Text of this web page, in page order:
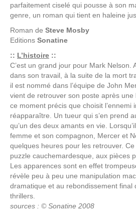
parfaitement ciselé qui pousse à son
genre, un roman qui tient en haleine
Roman de Steve Mosby
Editions Sonatine
:: L’histoire ::
C’est un grand jour pour Mark Nelson.
dans son travail, à la suite de la mort
il est nommé dans l’équipe de John
vient de retrouver son poste après une
ce moment précis que choisit l’ennemi
réapparaître. Un tueur qui s’en prend
qu’un des deux amants en vie.
femme et son compagnon, Mercer et
quelques heures pour les retrouver. Ce
puzzle cauchemardesque, aux pièces
Les apparences sont en effet
révèle peu à peu une manipulation
dramatique et au rebondissement final
thrillers.
sources : © Sonatine 2008